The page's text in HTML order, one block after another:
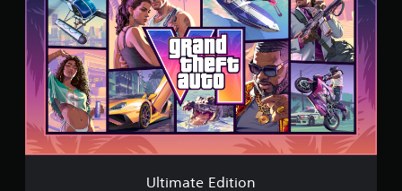
m
t
e
i
t
i
Ultimate Edition